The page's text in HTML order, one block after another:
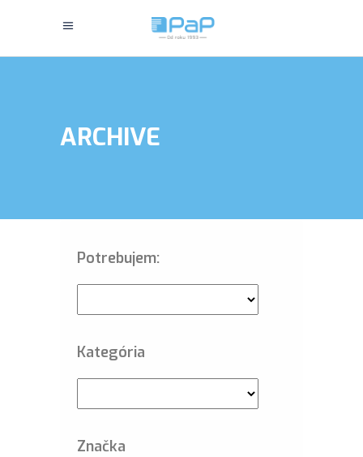
ARCHIVE
Potrebujem:
Kategória
Značka